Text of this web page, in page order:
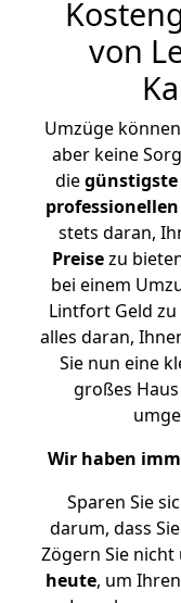
von
Umzüge
aber keine
diegünstigste
stets daran,
Preisezu
bei einem
Lintfort Geld
alles daran,
Sie nun eine
großes
Wir haben
Sparen Sie
darum, dass
Zögern Sie nicht
heute, um